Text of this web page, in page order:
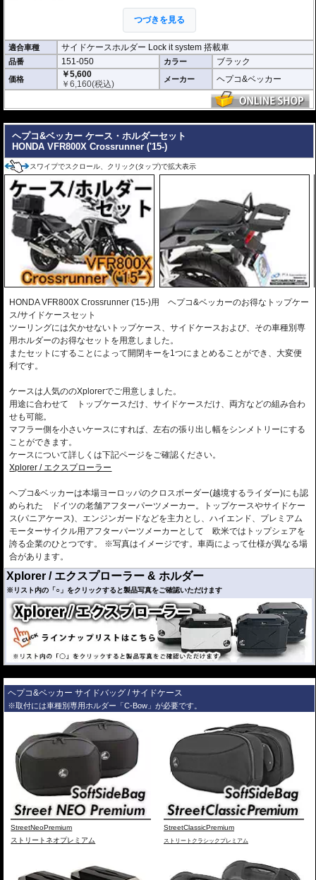
つづきを見る
適合車種 サイドケースホルダー Lock it system 搭載車
品番 151-050 カラー ブラック
価格
￥5,600
￥6,160(税込) メーカー ヘプコ&ベッカー
ヘプコ&ベッカー ケース・ホルダーセット
HONDA VFR800X Crossrunner ('15-)
スワイプでスクロール、クリック(タップ)で拡大表示
HONDA VFR800X Crossrunner ('15-)用 ヘプコ&ベッカーのお得なトップケー
ス/サイドケースセット
ツーリングには欠かせないトップケース、サイドケースおよび、その車種別専
用ホルダーのお得なセットを用意しました。
またセットにすることによって開閉キーを1つにまとめることができ、大変便
利です。
ケースは人気ののXplorerでご用意しました。
用途に合わせて トップケースだけ、サイドケースだけ、両方などの組み合わ
せも可能。
マフラー側を小さいケースにすれば、左右の張り出し幅をシンメトリーにする
ことができます。
ケースについて詳しくは下記ページをご確認ください。
Xplorer / エクスプローラー
ヘプコ&ベッカーは本場ヨーロッパのクロスボーダー(越境するライダー)にも認
められた ドイツの老舗アフターパーツメーカー。トップケースやサイドケー
ス(パニアケース)、エンジンガードなどを主力とし、ハイエンド、プレミアム
モーターサイクル用アフターパーツメーカーとして 欧米ではトップシェアを
誇る企業のひとつです。 ※写真はイメージです。車両によって仕様が異なる場
合があります。
Xplorer / エクスプローラー & ホルダー
※リスト内の「○」をクリックすると製品写真をご確認いただけます
適合車種
VFR800X Crossrunner ('15-'20)
※XplorerトップケースとXplorerサイドケースを同時搭載の場
合、サイドケースをあける場合はトップケースを取り外す必
要があります
※ホルダー/ケースセット商品 弊社オンラインショップから
のみお求めいただけます
トップ ケース
TC45
サイドケース
カラー/品番
価格
左
右
30
40 30 40
○
シルバー
992-610-212
￥88,000
￥96,800(税込)
￥183,700
14,960円お得!!
ヘプコ&ベッカー サイドバッグ / サイドケース
※取付には車種別専用ホルダー「C-Bow」が必要です。
StreetNeoPremium
ストリートネオプレミアム
StreetClassicPremium
ストリートクラシックプレミアム